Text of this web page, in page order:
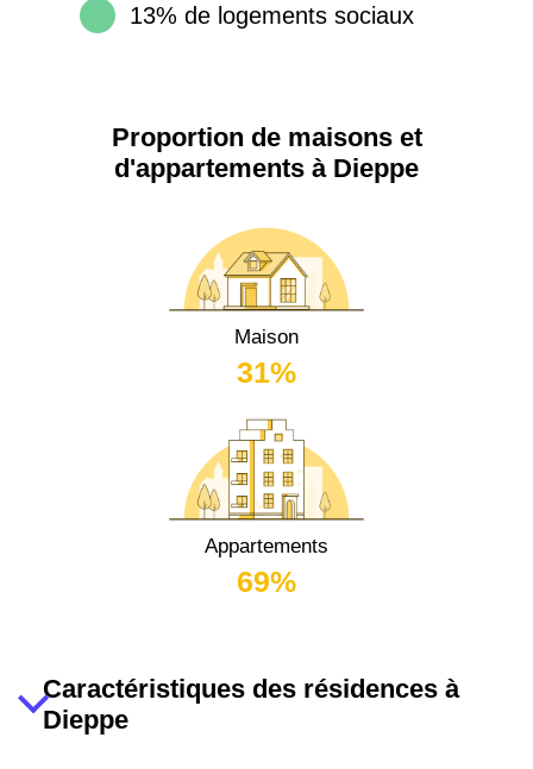
13% de logements sociaux
Proportion de maisons et
d'appartements à Dieppe
Maison
31%
Appartements
69%
Caractéristiques des résidences à
Dieppe